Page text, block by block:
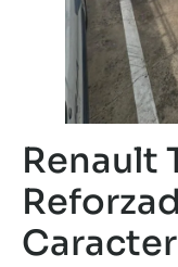
Renault